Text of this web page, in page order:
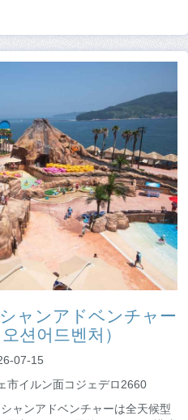
ャンアドベンチャー
션어드벤처）
07-15
市イルン面コジェデロ2660
ャンアドベンチャーは全天候型